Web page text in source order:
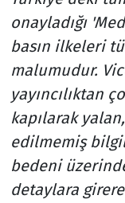
onayladığı
basın ilkeleri
malumudur.
yayıncılıktan
kapılarak
edilmemiş
bedeni
detaylara